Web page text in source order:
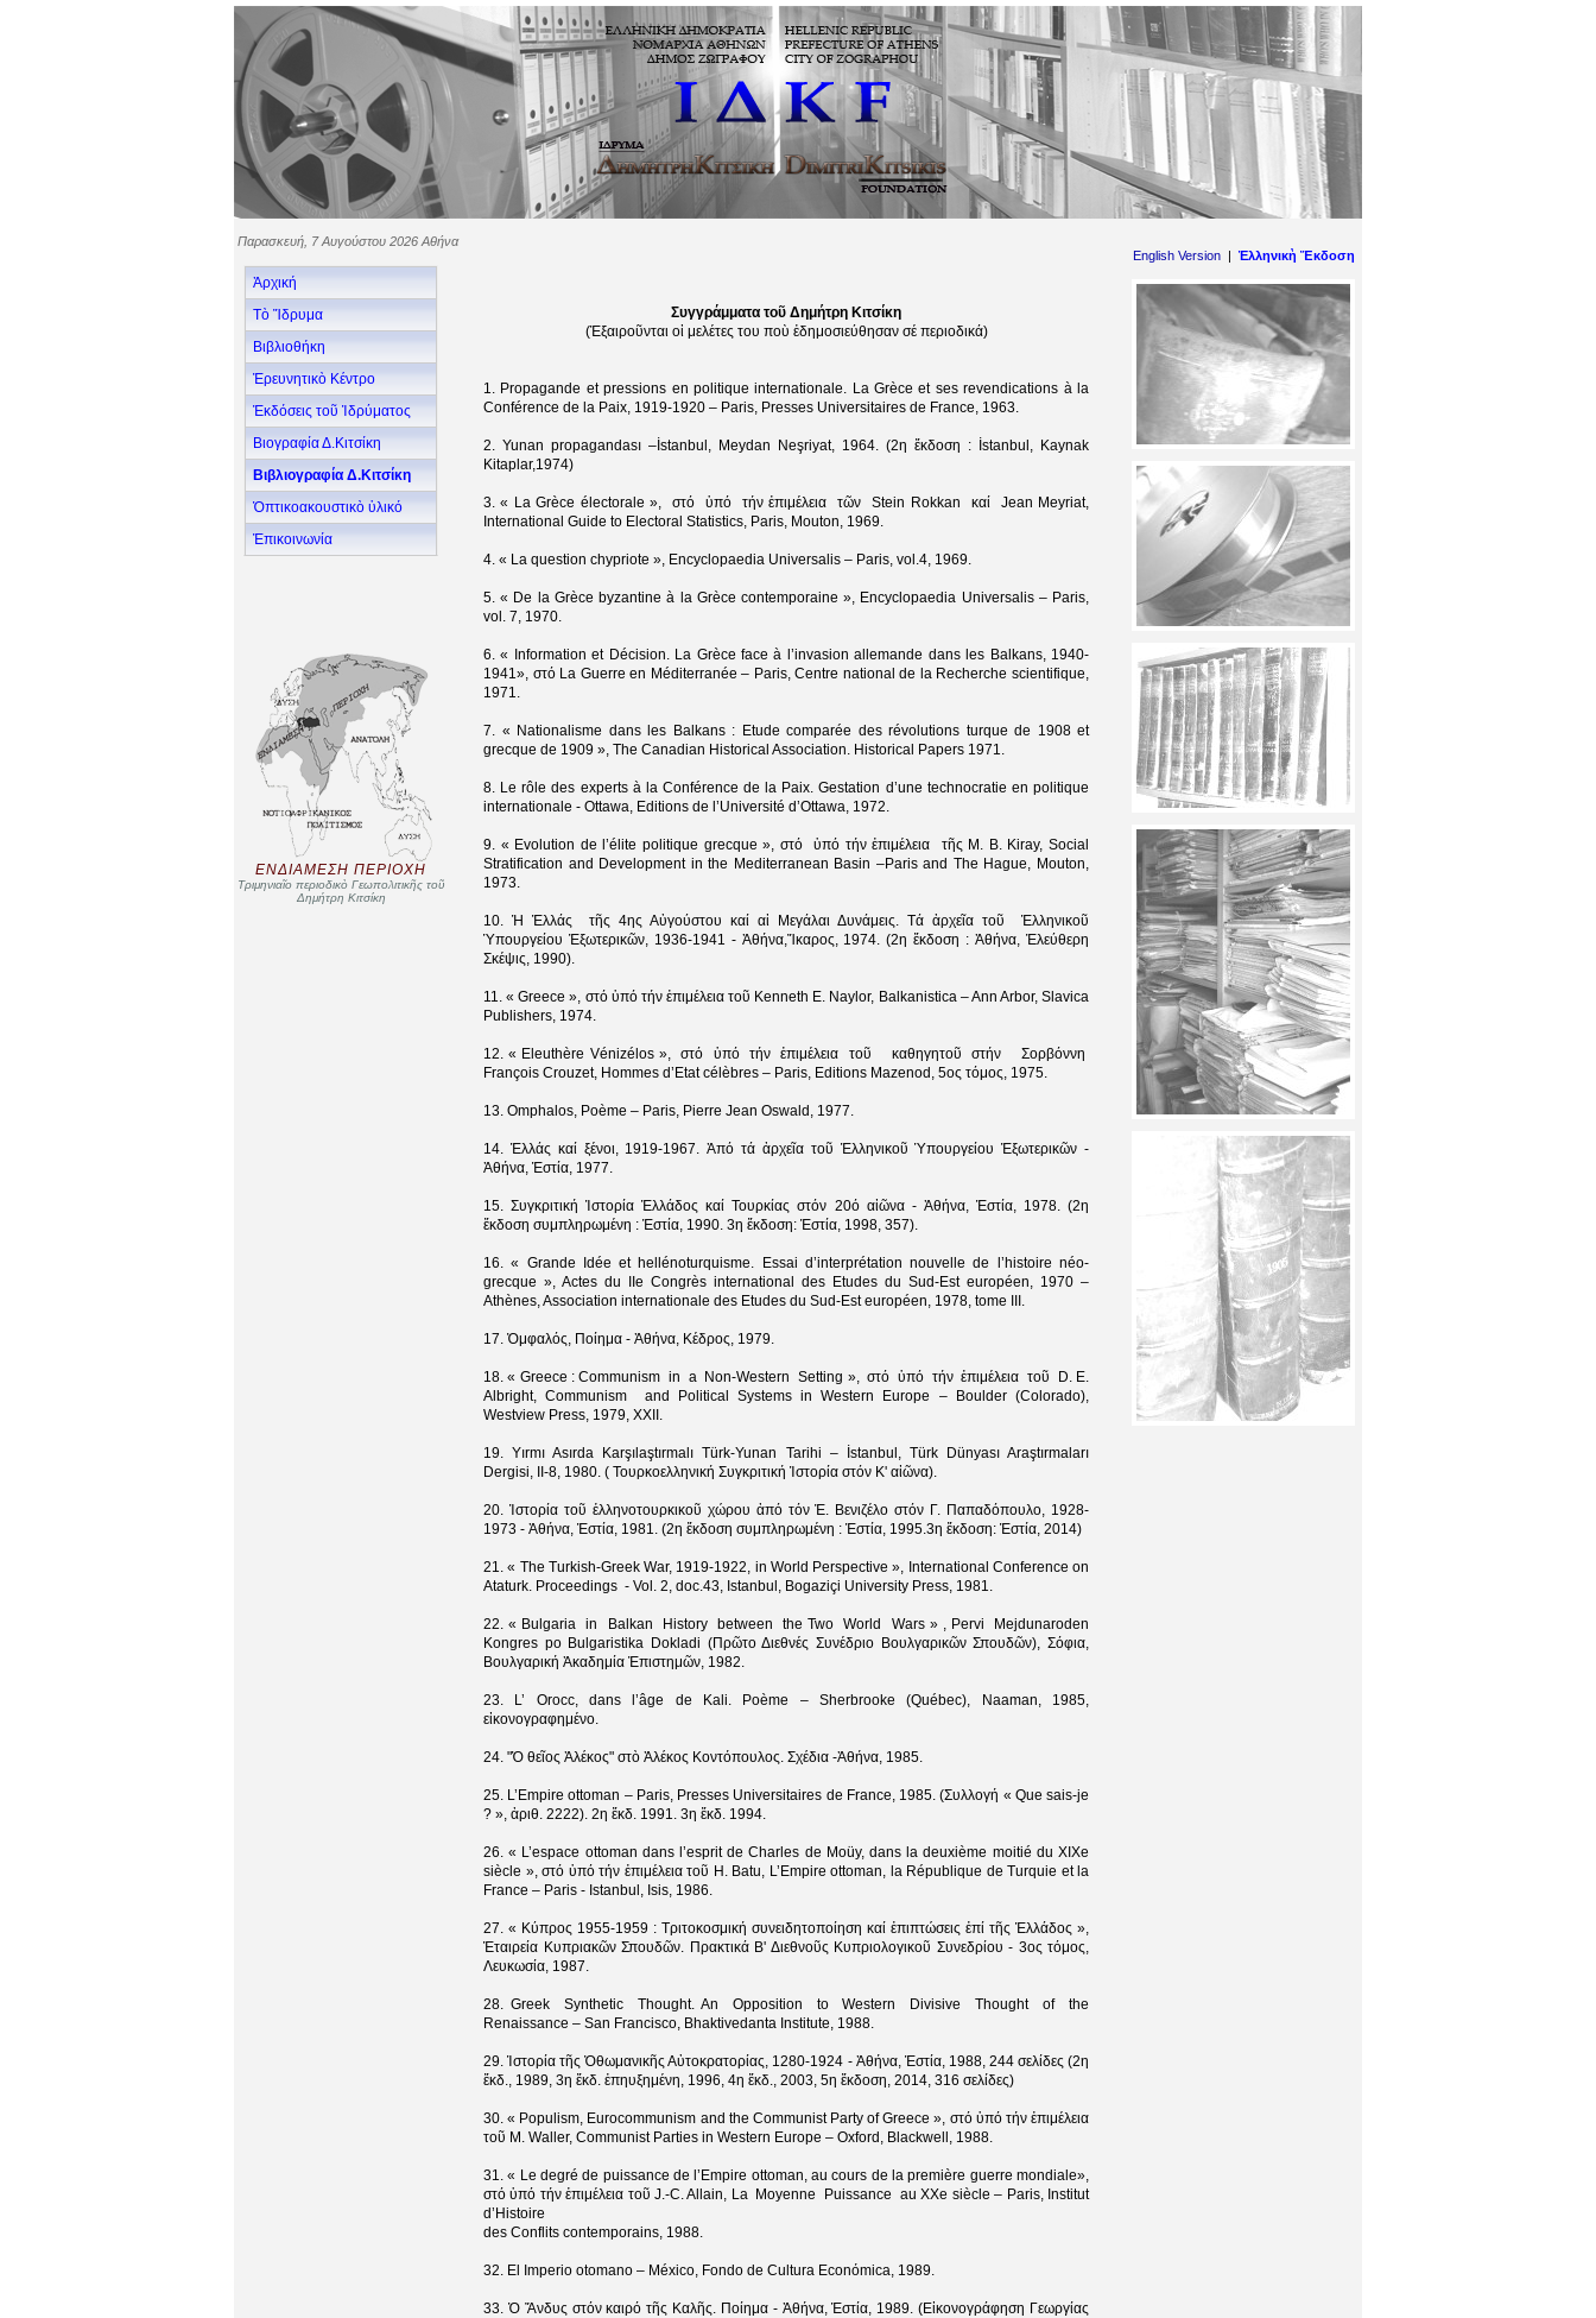
Παρασκευή, 7 Αυγούστου 2026 Αθήνα
Συγγράμματα τοῦ Δημήτρη Κιτσίκη
(Ἐξαιροῦνται οἱ μελέτες του ποὺ ἐδημοσιεύθησαν σέ περιοδικά)
1. Propagande et pressions en politique internationale. La Grèce et ses revendications à la
Conférence de la Paix, 1919-1920 – Paris, Presses Universitaires de France, 1963.
2. Yunan propagandası –İstanbul, Meydan Neşriyat, 1964. (2η ἔκδοση : İstanbul, Kaynak
Kitaplar,1974)
3. « La Grèce électorale », στό ὑπό τήν ἐπιμέλεια τῶν Stein Rokkan καί Jean Meyriat,
International Guide to Electoral Statistics, Paris, Mouton, 1969.
4. « La question chypriote », Encyclopaedia Universalis – Paris, vol.4, 1969.
5. « De la Grèce byzantine à la Grèce contemporaine », Encyclopaedia Universalis – Paris,
vol. 7, 1970.
6. « Information et Décision. La Grèce face à l’invasion allemande dans les Balkans, 1940-
1941», στό La Guerre en Méditerranée – Paris, Centre national de la Recherche scientifique,
1971.
7. « Nationalisme dans les Balkans : Etude comparée des révolutions turque de 1908 et
grecque de 1909 », The Canadian Historical Association. Historical Papers 1971.
8. Le rôle des experts à la Conférence de la Paix. Gestation d’une technocratie en politique
internationale - Ottawa, Editions de l’Université d’Ottawa, 1972.
9. « Evolution de l’élite politique grecque », στό ὑπό τήν ἐπιμέλεια τῆς M. B. Kiray, Social
Stratification and Development in the Mediterranean Basin –Paris and The Hague, Mouton,
1973.
10. Ἡ Ἑλλάς τῆς 4ης Αὐγούστου καί αἱ Μεγάλαι Δυνάμεις. Τά ἀρχεῖα τοῦ Ἑλληνικοῦ
Ὑπουργείου Ἐξωτερικῶν, 1936-1941 - Ἀθήνα,Ἴκαρος, 1974. (2η ἔκδοση : Ἀθήνα, Ἐλεύθερη
Σκέψις, 1990).
11. « Greece », στό ὑπό τήν ἐπιμέλεια τοῦ Kenneth E. Naylor, Balkanistica – Ann Arbor, Slavica
Publishers, 1974.
12. « Eleuthère Vénizélos », στό ὑπό τήν ἐπιμέλεια τοῦ καθηγητοῦ στήν Σορβόννη
François Crouzet, Hommes d’Etat célèbres – Paris, Editions Mazenod, 5ος τόμος, 1975.
13. Omphalos, Poème – Paris, Pierre Jean Oswald, 1977.
14. Ἑλλάς καί ξένοι, 1919-1967. Ἀπό τά ἀρχεῖα τοῦ Ἑλληνικοῦ Ὑπουργείου Ἐξωτερικῶν -
Ἀθήνα, Ἑστία, 1977.
15. Συγκριτική Ἱστορία Ἑλλάδος καί Τουρκίας στόν 20ό αἰῶνα - Ἀθήνα, Ἑστία, 1978. (2η
ἔκδοση συμπληρωμένη : Ἑστία, 1990. 3η ἔκδοση: Ἑστία, 1998, 357).
16. « Grande Idée et hellénoturquisme. Essai d’interprétation nouvelle de l’histoire néo-
grecque », Actes du IIe Congrès international des Etudes du Sud-Est européen, 1970 –
Athènes, Association internationale des Etudes du Sud-Est européen, 1978, tome III.
17. Ὀμφαλός, Ποίημα - Ἀθήνα, Κέδρος, 1979.
18. « Greece : Communism in a Non-Western Setting », στό ὑπό τήν ἐπιμέλεια τοῦ D. E.
Albright, Communism and Political Systems in Western Europe – Boulder (Colorado),
Westview Press, 1979, XXII.
19. Yırmı Asırda Karşılaştırmalı Türk-Yunan Tarihi – İstanbul, Türk Dünyası Araştırmaları
Dergisi, II-8, 1980. ( Τουρκοελληνική Συγκριτική Ἱστορία στόν Κ' αἰῶνα).
20. Ἱστορία τοῦ ἑλληνοτουρκικοῦ χώρου ἀπό τόν Ἐ. Βενιζέλο στόν Γ. Παπαδόπουλο, 1928-
1973 - Ἀθήνα, Ἑστία, 1981. (2η ἔκδοση συμπληρωμένη : Ἑστία, 1995.3η ἔκδοση: Ἑστία, 2014)
21. « The Turkish-Greek War, 1919-1922, in World Perspective », International Conference on
Ataturk. Proceedings - Vol. 2, doc.43, Istanbul, Bogaziçi University Press, 1981.
22. « Bulgaria in Balkan History between the Two World Wars » , Pervi Mejdunaroden
Kongres po Bulgaristika Dokladi (Πρῶτο Διεθνές Συνέδριο Βουλγαρικῶν Σπουδῶν), Σόφια,
Βουλγαρική Ἀκαδημία Ἐπιστημῶν, 1982.
23. L’ Orocc, dans l’âge de Kali. Poème – Sherbrooke (Québec), Naaman, 1985,
εἰκονογραφημένο.
24. "Ὁ θεῖος Ἀλέκος" στὸ Ἀλέκος Κοντόπουλος. Σχέδια -Ἀθήνα, 1985.
25. L’Empire ottoman – Paris, Presses Universitaires de France, 1985. (Συλλογή « Que sais-je
? », ἀριθ. 2222). 2η ἔκδ. 1991. 3η ἔκδ. 1994.
26. « L’espace ottoman dans l’esprit de Charles de Moüy, dans la deuxième moitié du XIXe
siècle », στό ὑπό τήν ἐπιμέλεια τοῦ H. Batu, L’Empire ottoman, la République de Turquie et la
France – Paris - Istanbul, Isis, 1986.
27. « Κύπρος 1955-1959 : Τριτοκοσμική συνειδητοποίηση καί ἐπιπτώσεις ἐπί τῆς Ἑλλάδος »,
Ἑταιρεία Κυπριακῶν Σπουδῶν. Πρακτικά Β' Διεθνοῦς Κυπριολογικοῦ Συνεδρίου - 3ος τόμος,
Λευκωσία, 1987.
28. Greek Synthetic Thought. An Opposition to Western Divisive Thought of the
Renaissance – San Francisco, Bhaktivedanta Institute, 1988.
29. Ἱστορία τῆς Ὀθωμανικῆς Αὐτοκρατορίας, 1280-1924 - Ἀθήνα, Ἑστία, 1988, 244 σελίδες (2η
ἔκδ., 1989, 3η ἔκδ. ἐπηυξημένη, 1996, 4η ἔκδ., 2003, 5η ἔκδοση, 2014, 316 σελίδες)
30. « Populism, Eurocommunism and the Communist Party of Greece », στό ὑπό τήν ἐπιμέλεια
τοῦ M. Waller, Communist Parties in Western Europe – Oxford, Blackwell, 1988.
31. « Le degré de puissance de l’Empire ottoman, au cours de la première guerre mondiale»,
στό ὑπό τήν ἐπιμέλεια τοῦ J.-C. Allain, La Moyenne Puissance au XXe siècle – Paris, Institut
d’Histoire
des Conflits contemporains, 1988.
32. El Imperio otomano – México, Fondo de Cultura Econόmica, 1989.
33. Ὁ Ἄνδυς στόν καιρό τῆς Καλῆς. Ποίημα - Ἀθήνα, Ἑστία, 1989. (Εἰκονογράφηση Γεωργίας
Ἀρχική
Τὸ Ἵδρυμα
Βιβλιοθήκη
Ἐρευνητικὸ Κέντρο
Ἐκδόσεις τοῦ Ἱδρύματος
Βιογραφία Δ.Κιτσίκη
Βιβλιογραφία Δ.Κιτσίκη
Ὁπτικοακουστικὸ ὑλικό
Ἐπικοινωνία
ΕΝΔΙΑΜΕΣΗ ΠΕΡΙΟΧΗ
Τριμηνιαῖο περιοδικὸ Γεωπολιτικῆς τοῦ
Δημήτρη Κιτσίκη
English Version| Ἑλληνικὴ Ἔκδοση